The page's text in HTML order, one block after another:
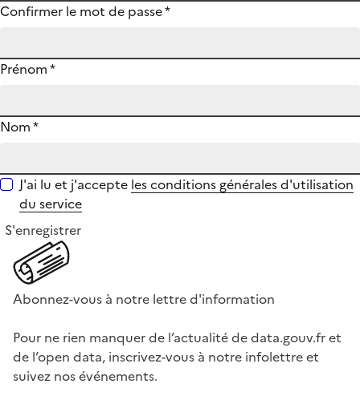
Confirmer le mot de passe*
Prénom*
Nom*
J'ai lu et j'accepte les conditions générales d'utilisation
du service
S'enregistrer
Abonnez-vous à notre lettre d'information
Pour ne rien manquer de l’actualité de data.gouv.fr et
de l’open data, inscrivez-vous à notre infolettre et
suivez nos événements.